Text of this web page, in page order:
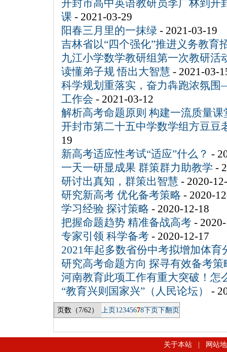
开封市高中英语教研员李广林到开
课- 2021-03-29
阳春三月里的一抹绿 - 2021-03-19
吉林省以“四个强化”推进义务教育
九江小学数学教研组第一次教研活
读懂弟子规 悟出大智慧 - 2021-03-
科学规划重落实，奋力犇跑浓氛
工作会 - 2021-03-12
解析高考命题原则 构建一流质量课
开封市第二十五中学数学组方豆豆
19
新高考适应性考试“适应”什么？ -
一天一研显成果 群策群力助教学 -
研讨出真知，群策出智慧 - 2020-
研究新高考 优化备考策略 - 2020-
学习经验 探讨策略 - 2020-12-18
把握命题趋势 精准备战高考-
专家引领 科学备考- 2020-12-17
2021年起多数省份中考拟增加体育
研究高考命题方向 探寻有效备考策
河南教育此项工作有重大突破！
“教育兴则国家兴”（人民论坛）
-
页数（7/62） 上页12345678下页下翻页
关于本站 网站